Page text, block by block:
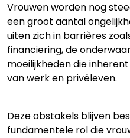
Vrouwen worden nog
een groot aantal
uiten zich in barrières
financiering, de
moeilijkheden die
van werk en privéleven.
Deze obstakels blijven
fundamentele rol die